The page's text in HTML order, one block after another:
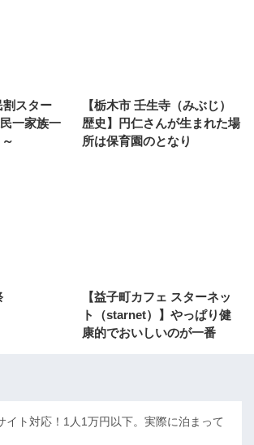
割スター
一家族一
【栃木市 壬生寺（みぶじ）
歴史】円仁さんが生まれた場
所は保育園のとなり
【益子町カフェ スターネッ
ト（starnet）】やっぱり健
康的でおいしいのが一番
イト対応！1人1万円以下。実際に泊まって